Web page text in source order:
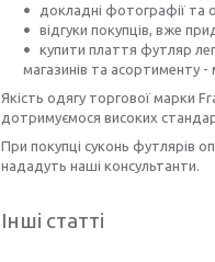
докладні фотографії та
відгуки покупців, вже
купити плаття футляр
магазинів та асортименту -
Якість одягу торгової марки
дотримуємося високих
При покупці суконь футлярів
нададуть наші консультанти.
Інші статті